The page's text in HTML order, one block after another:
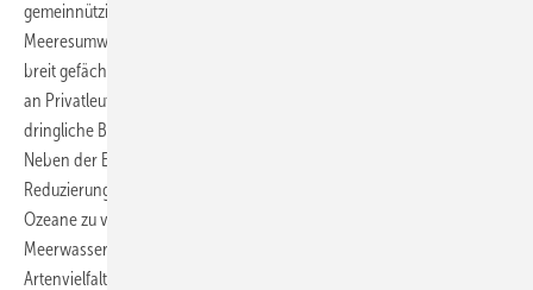
gemeinnützige Organisation, die sich für die Bewahrung der
Meeresumwelt einsetzt. Ein Ergebnis dieser Zusammenarbeit ist eine
breit gefächerte internationale Marketingkampagne, die sich sowohl
an Privatleute als auch an Fachhandwerksunternehmen richtet. Die
dringliche Botschaft, die in der Öffentlichkeit noch wenig bekannt ist:
Neben der Eindämmung der globalen Erderwärmung geht es bei der
Reduzierung der CO₂-Emissionen auch darum, die Übersäuerung der
Ozeane zu verlangsamen. Denn die Abnahme des pH-Wertes im
Meerwasser ist ein massives Problem, das zum Rückgang der
Artenvielfalt und der Produktivität unserer Ökosysteme führt.(OB)